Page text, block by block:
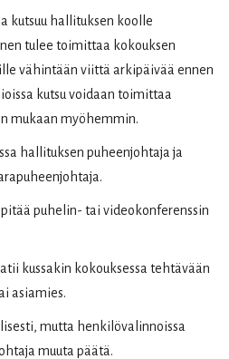
kutsuu hallituksen koolle
tulee toimittaa kokouksen
vähintään viittä arkipäivää ennen
kutsu voidaan toimittaa
mukaan myöhemmin.
hallituksen puheenjohtaja ja
puhelin- tai videokonferenssin
kussakin kokouksessa tehtävään
asiamies.
mutta henkilövalinnoissa
muuta päätä.